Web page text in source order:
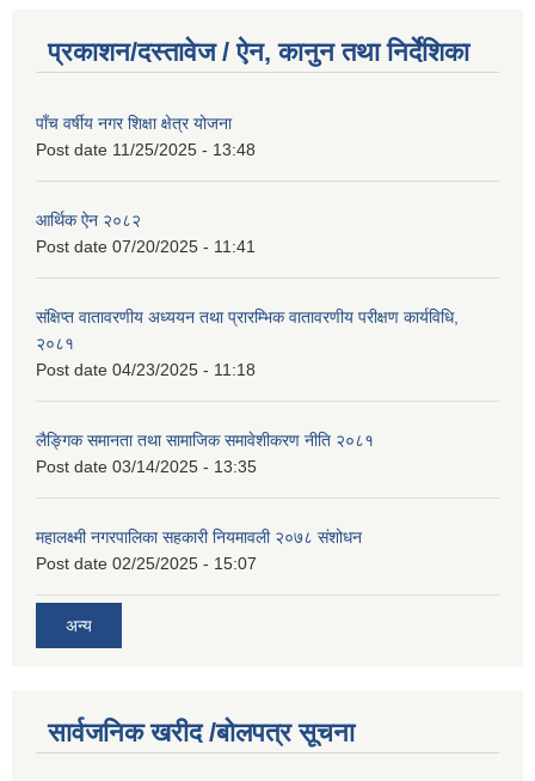
प्रकाशन/दस्तावेज / ऐन, कानुन तथा निर्देशिका
पाँच वर्षीय नगर शिक्षा क्षेत्र योजना
Post date 11/25/2025 - 13:48
आर्थिक ऐन २०८२
Post date 07/20/2025 - 11:41
संक्षिप्त वातावरणीय अध्ययन तथा प्रारम्भिक वातावरणीय परीक्षण कार्यविधि,
२०८१
Post date 04/23/2025 - 11:18
लैङ्गिक समानता तथा सामाजिक समावेशीकरण नीति २०८१
Post date 03/14/2025 - 13:35
महालक्ष्मी नगरपालिका सहकारी नियमावली २०७८ संशोधन
Post date 02/25/2025 - 15:07
अन्य
सार्वजनिक खरीद /बोलपत्र सूचना